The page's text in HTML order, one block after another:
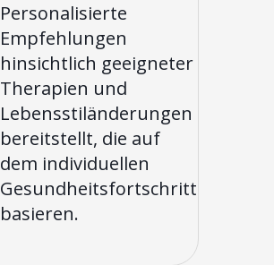
Personalisierte
Empfehlungen
hinsichtlich geeigneter
Therapien und
Lebensstiländerungen
bereitstellt, die auf
dem individuellen
Gesundheitsfortschritt
basieren.